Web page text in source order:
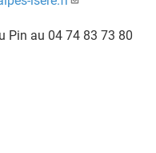
Pin au 04 74 83 73 80